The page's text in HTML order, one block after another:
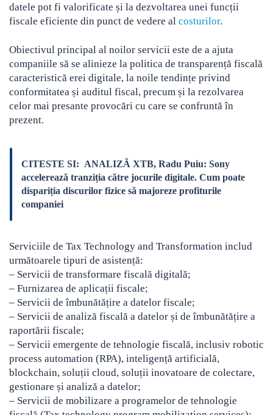
datele pot fi valorificate și la dezvoltarea unei funcții
fiscale eficiente din punct de vedere al costurilor.
Obiectivul principal al noilor servicii este de a ajuta
companiile să se alinieze la politica de transparență fiscală
caracteristică erei digitale, la noile tendințe privind
conformitatea și auditul fiscal, precum și la rezolvarea
celor mai presante provocări cu care se confruntă în
prezent.
CITESTE SI: ANALIZĂ XTB, Radu Puiu: Sony
accelerează tranziția către jocurile digitale. Cum poate
dispariția discurilor fizice să majoreze profiturile
companiei
Serviciile de Tax Technology and Transformation includ
următoarele tipuri de asistență:
– Servicii de transformare fiscală digitală;
– Furnizarea de aplicații fiscale;
– Servicii de îmbunătățire a datelor fiscale;
– Servicii de analiză fiscală a datelor și de îmbunătățire a
raportării fiscale;
– Servicii emergente de tehnologie fiscală, inclusiv robotic
process automation (RPA), inteligență artificială,
blockchain, soluții cloud, soluții inovatoare de colectare,
gestionare și analiză a datelor;
– Servicii de mobilizare a programelor de tehnologie